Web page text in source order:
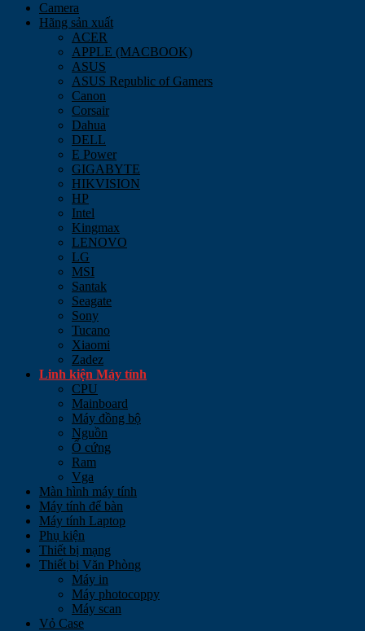
Camera
Hãng sản xuất
ACER
APPLE (MACBOOK)
ASUS
ASUS Republic of Gamers
Canon
Corsair
Dahua
DELL
E Power
GIGABYTE
HIKVISION
HP
Intel
Kingmax
LENOVO
LG
MSI
Santak
Seagate
Sony
Tucano
Xiaomi
Zadez
Linh kiện Máy tính
CPU
Mainboard
Máy đồng bộ
Nguồn
Ổ cứng
Ram
Vga
Màn hình máy tính
Máy tính để bàn
Máy tính Laptop
Phụ kiện
Thiết bị mạng
Thiết bị Văn Phòng
Máy in
Máy photocoppy
Máy scan
Vỏ Case